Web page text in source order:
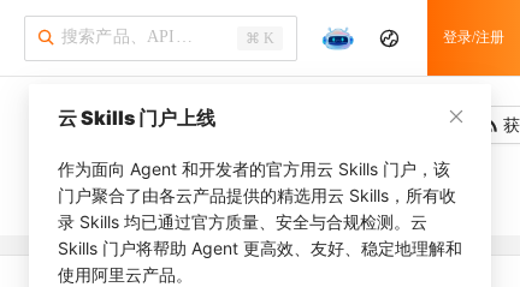
⌘ K 登录/注册
云 Skills 门户上线
作为面向 Agent 和开发者的官方用云 Skills 门户，该
门户聚合了由各云产品提供的精选用云 Skills，所有收
录 Skills 均已通过官方质量、安全与合规检测。云
Skills 门户将帮助 Agent 更高效、友好、稳定地理解和
使用阿里云产品。